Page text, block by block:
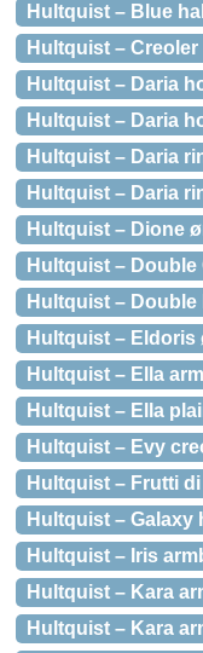
Hultquist – Blue
Hultquist –
Hultquist – Daria
Hultquist – Daria
Hultquist – Daria
Hultquist – Daria
Hultquist – Dione
Hultquist –
Hultquist –
Hultquist –
Hultquist – Ella
Hultquist – Ella
Hultquist – Evy
Hultquist – Frutti
Hultquist –
Hultquist – Iris
Hultquist – Kara
Hultquist – Kara